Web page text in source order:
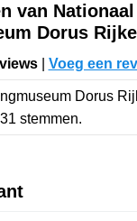
van Nationaal
Dorus
| Voeg een
Dorus
31 stemmen.